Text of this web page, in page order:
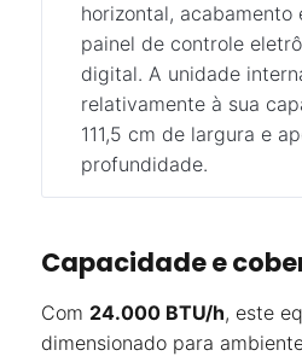
horizontal, acabamento
painel de controle
digital. A unidade
relativamente à sua
111,5 cm de largura e
profundidade.
Capacidade e
Com 24.000 BTU/h, este
dimensionado para